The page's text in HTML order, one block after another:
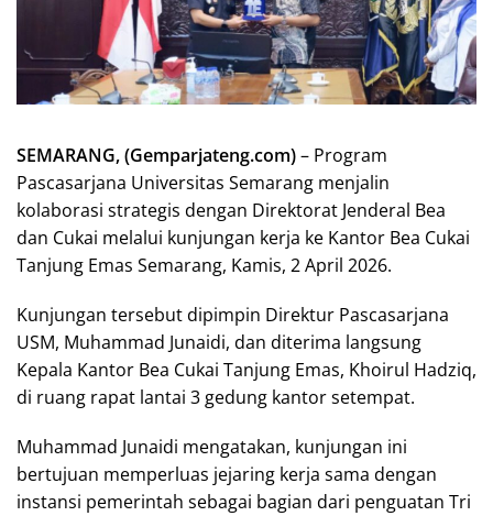
SEMARANG, (Gemparjateng.com)– Program
Pascasarjana Universitas Semarang menjalin
kolaborasi strategis dengan Direktorat Jenderal Bea
dan Cukai melalui kunjungan kerja ke Kantor Bea Cukai
Tanjung Emas Semarang, Kamis, 2 April 2026.
Kunjungan tersebut dipimpin Direktur Pascasarjana
USM, Muhammad Junaidi, dan diterima langsung
Kepala Kantor Bea Cukai Tanjung Emas, Khoirul Hadziq,
di ruang rapat lantai 3 gedung kantor setempat.
Muhammad Junaidi mengatakan, kunjungan ini
bertujuan memperluas jejaring kerja sama dengan
instansi pemerintah sebagai bagian dari penguatan Tri